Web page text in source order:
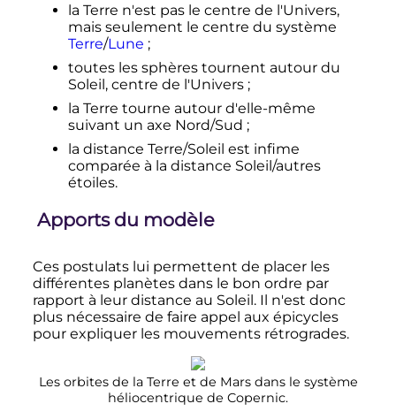
la Terre n'est pas le centre de l'Univers,
mais seulement le centre du système
Terre/Lune ;
toutes les sphères tournent autour du
Soleil, centre de l'Univers ;
la Terre tourne autour d'elle-même
suivant un axe Nord/Sud ;
la distance Terre/Soleil est infime
comparée à la distance Soleil/autres
étoiles.
Apports du modèle
Ces postulats lui permettent de placer les
différentes planètes dans le bon ordre par
rapport à leur distance au Soleil. Il n'est donc
plus nécessaire de faire appel aux épicycles
pour expliquer les mouvements rétrogrades.
Les orbites de la Terre et de Mars dans le système
héliocentrique de Copernic.